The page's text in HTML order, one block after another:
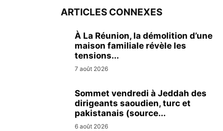
ARTICLES CONNEXES
À La Réunion, la démolition d’une
maison familiale révèle les
tensions...
7 août 2026
Sommet vendredi à Jeddah des
dirigeants saoudien, turc et
pakistanais (source...
6 août 2026